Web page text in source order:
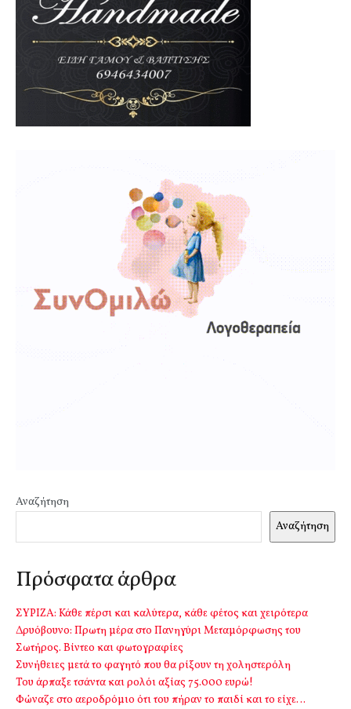
Αναζήτηση
Αναζήτηση
Πρόσφατα άρθρα
ΣΥΡΙΖΑ: Κάθε πέρσι και καλύτερα, κάθε φέτος και χειρότερα
Δρυόβουνο: Πρωτη μέρα στο Πανηγύρι Μεταμόρφωσης του
Σωτήρος. Βίντεο και φωτογραφίες
Συνήθειες μετά το φαγητό που θα ρίξουν τη χοληστερόλη
Του άρπαξε τσάντα και ρολόι αξίας 75.000 ευρώ!
Φώναζε στο αεροδρόμιο ότι του πήραν το παιδί και το είχε…